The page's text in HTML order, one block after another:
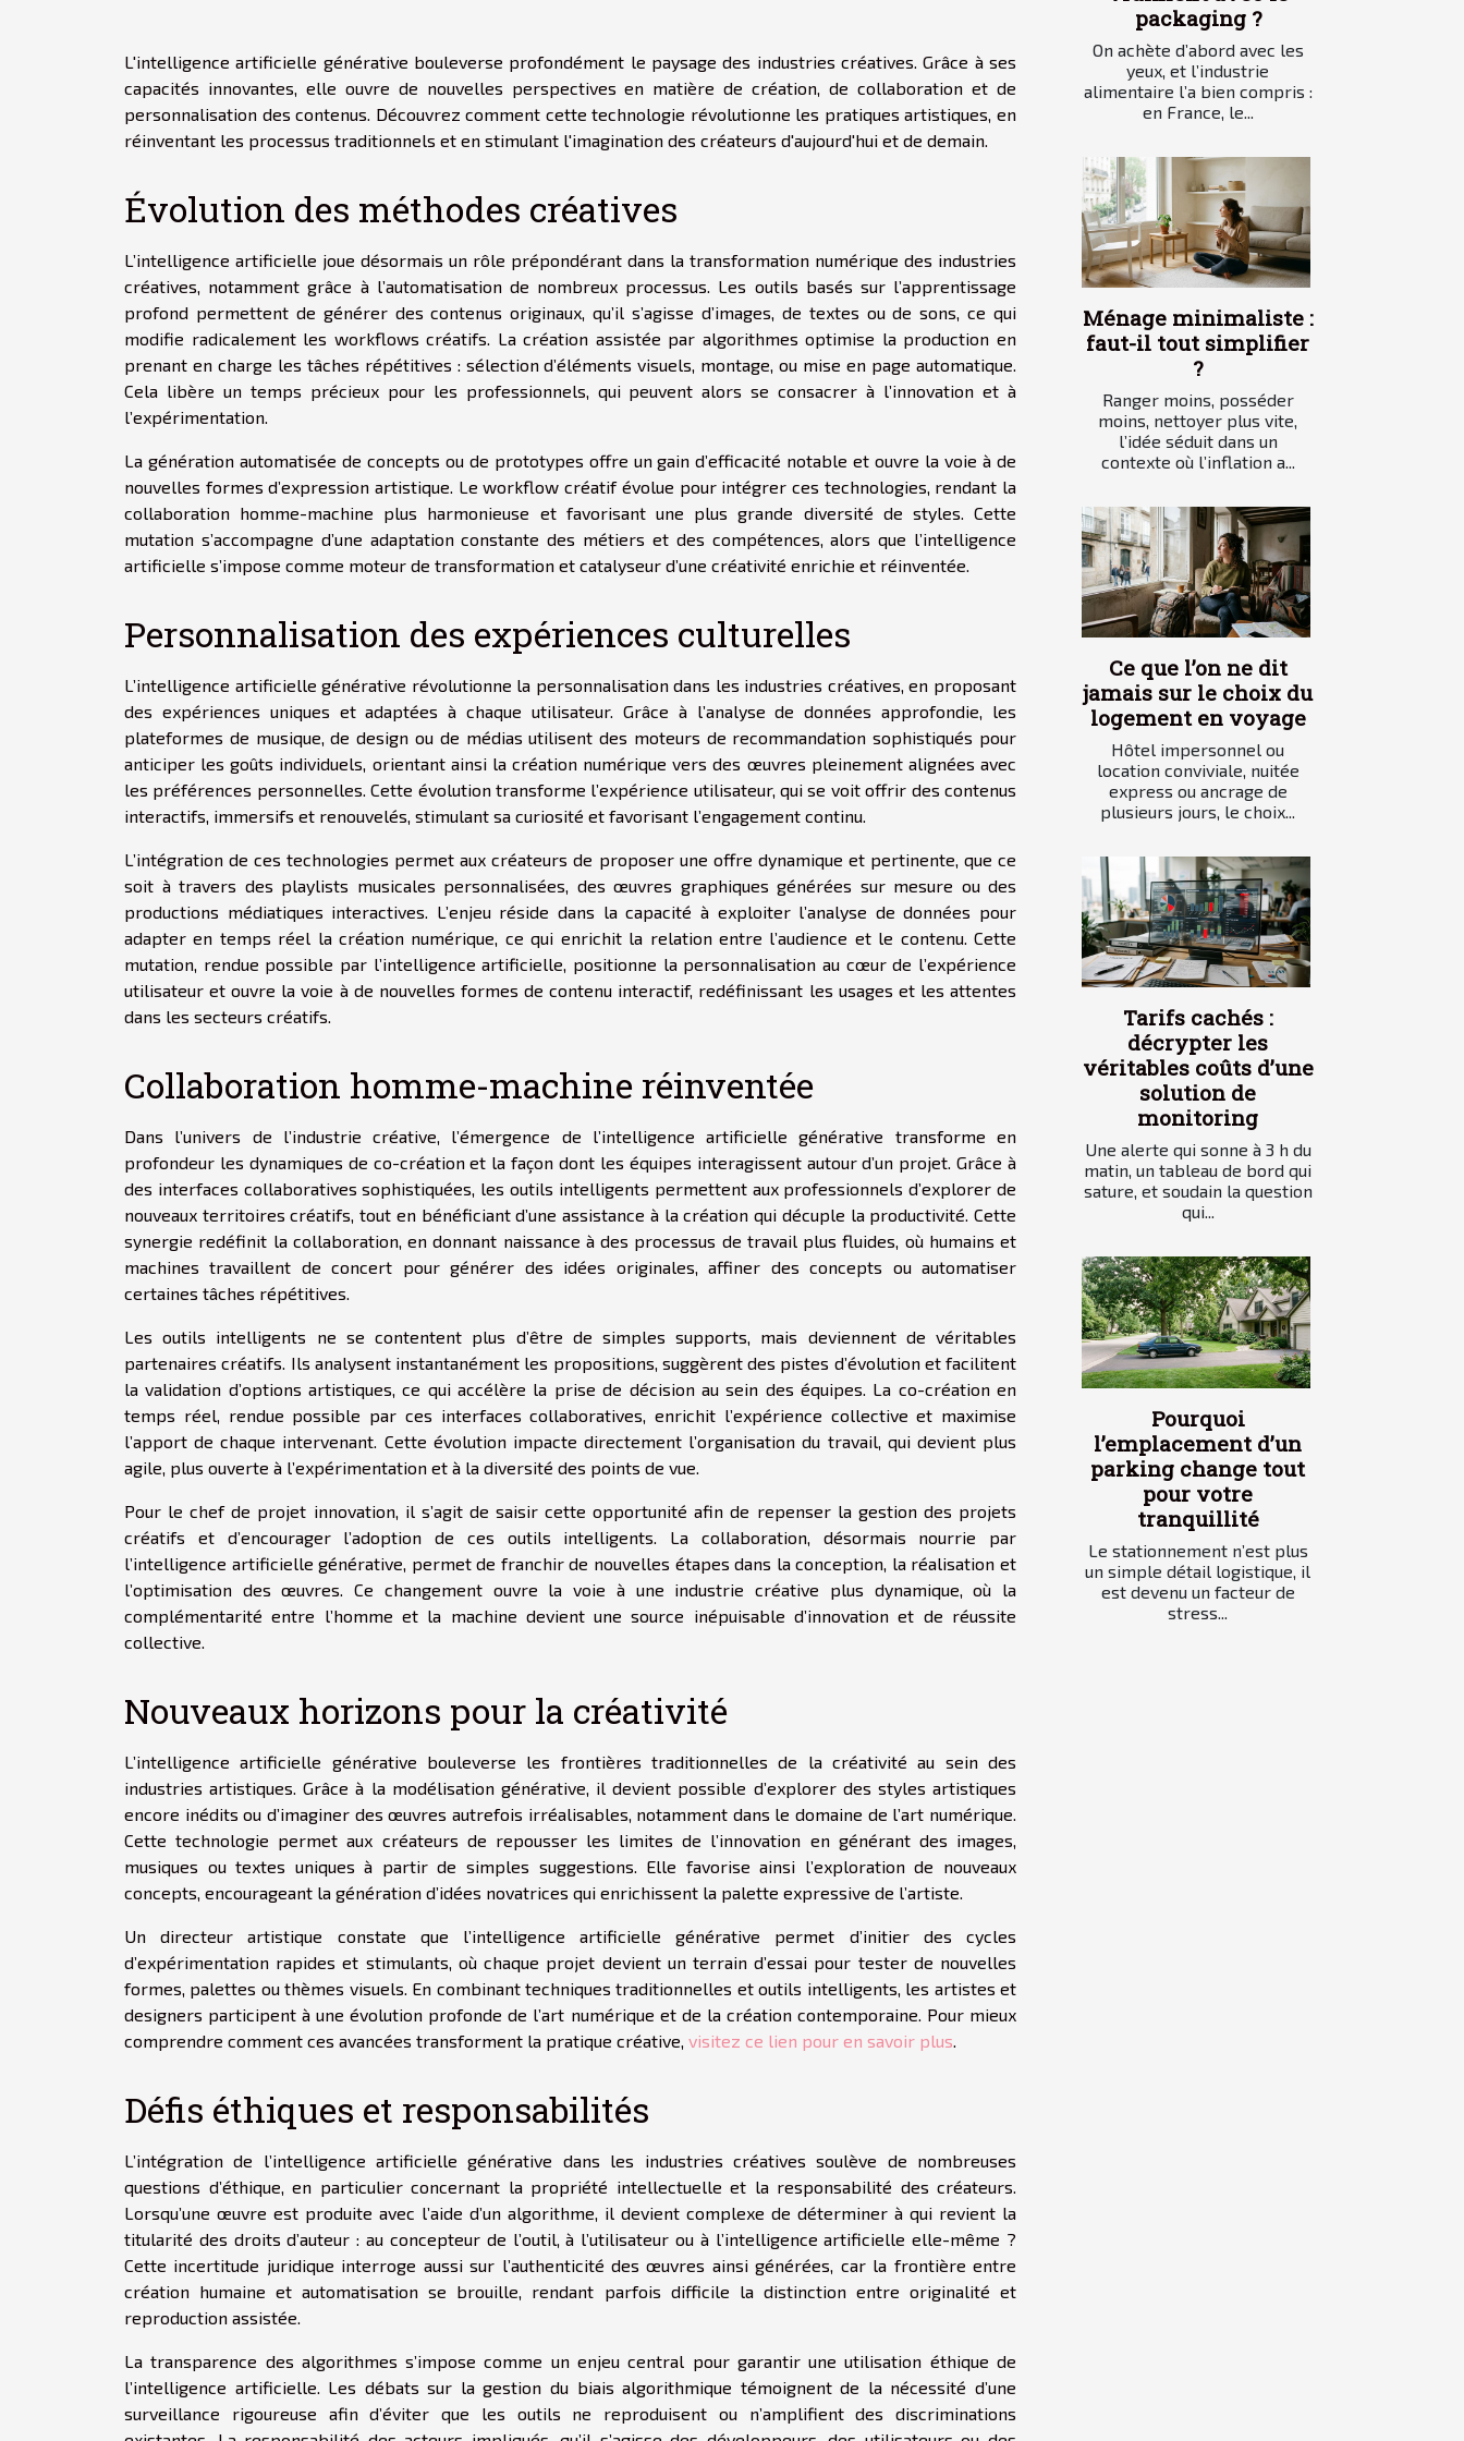
L'intelligence artificielle générative bouleverse profondément le paysage des industries créatives. Grâce à ses
capacités innovantes, elle ouvre de nouvelles perspectives en matière de création, de collaboration et de
personnalisation des contenus. Découvrez comment cette technologie révolutionne les pratiques artistiques, en
réinventant les processus traditionnels et en stimulant l'imagination des créateurs d'aujourd'hui et de demain.
Évolution des méthodes créatives
L’intelligence artificielle joue désormais un rôle prépondérant dans la transformation numérique des industries
créatives, notamment grâce à l’automatisation de nombreux processus. Les outils basés sur l’apprentissage
profond permettent de générer des contenus originaux, qu’il s’agisse d’images, de textes ou de sons, ce qui
modifie radicalement les workflows créatifs. La création assistée par algorithmes optimise la production en
prenant en charge les tâches répétitives : sélection d’éléments visuels, montage, ou mise en page automatique.
Cela libère un temps précieux pour les professionnels, qui peuvent alors se consacrer à l’innovation et à
l’expérimentation.
La génération automatisée de concepts ou de prototypes offre un gain d’efficacité notable et ouvre la voie à de
nouvelles formes d’expression artistique. Le workflow créatif évolue pour intégrer ces technologies, rendant la
collaboration homme-machine plus harmonieuse et favorisant une plus grande diversité de styles. Cette
mutation s’accompagne d’une adaptation constante des métiers et des compétences, alors que l’intelligence
artificielle s’impose comme moteur de transformation et catalyseur d’une créativité enrichie et réinventée.
Personnalisation des expériences culturelles
L’intelligence artificielle générative révolutionne la personnalisation dans les industries créatives, en proposant
des expériences uniques et adaptées à chaque utilisateur. Grâce à l’analyse de données approfondie, les
plateformes de musique, de design ou de médias utilisent des moteurs de recommandation sophistiqués pour
anticiper les goûts individuels, orientant ainsi la création numérique vers des œuvres pleinement alignées avec
les préférences personnelles. Cette évolution transforme l’expérience utilisateur, qui se voit offrir des contenus
interactifs, immersifs et renouvelés, stimulant sa curiosité et favorisant l’engagement continu.
L’intégration de ces technologies permet aux créateurs de proposer une offre dynamique et pertinente, que ce
soit à travers des playlists musicales personnalisées, des œuvres graphiques générées sur mesure ou des
productions médiatiques interactives. L’enjeu réside dans la capacité à exploiter l’analyse de données pour
adapter en temps réel la création numérique, ce qui enrichit la relation entre l’audience et le contenu. Cette
mutation, rendue possible par l’intelligence artificielle, positionne la personnalisation au cœur de l’expérience
utilisateur et ouvre la voie à de nouvelles formes de contenu interactif, redéfinissant les usages et les attentes
dans les secteurs créatifs.
Collaboration homme-machine réinventée
Dans l’univers de l’industrie créative, l’émergence de l’intelligence artificielle générative transforme en
profondeur les dynamiques de co-création et la façon dont les équipes interagissent autour d’un projet. Grâce à
des interfaces collaboratives sophistiquées, les outils intelligents permettent aux professionnels d’explorer de
nouveaux territoires créatifs, tout en bénéficiant d’une assistance à la création qui décuple la productivité. Cette
synergie redéfinit la collaboration, en donnant naissance à des processus de travail plus fluides, où humains et
machines travaillent de concert pour générer des idées originales, affiner des concepts ou automatiser
certaines tâches répétitives.
Les outils intelligents ne se contentent plus d’être de simples supports, mais deviennent de véritables
partenaires créatifs. Ils analysent instantanément les propositions, suggèrent des pistes d’évolution et facilitent
la validation d’options artistiques, ce qui accélère la prise de décision au sein des équipes. La co-création en
temps réel, rendue possible par ces interfaces collaboratives, enrichit l’expérience collective et maximise
l’apport de chaque intervenant. Cette évolution impacte directement l’organisation du travail, qui devient plus
agile, plus ouverte à l’expérimentation et à la diversité des points de vue.
Pour le chef de projet innovation, il s’agit de saisir cette opportunité afin de repenser la gestion des projets
créatifs et d’encourager l’adoption de ces outils intelligents. La collaboration, désormais nourrie par
l’intelligence artificielle générative, permet de franchir de nouvelles étapes dans la conception, la réalisation et
l’optimisation des œuvres. Ce changement ouvre la voie à une industrie créative plus dynamique, où la
complémentarité entre l’homme et la machine devient une source inépuisable d’innovation et de réussite
collective.
Nouveaux horizons pour la créativité
L’intelligence artificielle générative bouleverse les frontières traditionnelles de la créativité au sein des
industries artistiques. Grâce à la modélisation générative, il devient possible d’explorer des styles artistiques
encore inédits ou d’imaginer des œuvres autrefois irréalisables, notamment dans le domaine de l’art numérique.
Cette technologie permet aux créateurs de repousser les limites de l’innovation en générant des images,
musiques ou textes uniques à partir de simples suggestions. Elle favorise ainsi l’exploration de nouveaux
concepts, encourageant la génération d’idées novatrices qui enrichissent la palette expressive de l’artiste.
Un directeur artistique constate que l’intelligence artificielle générative permet d’initier des cycles
d’expérimentation rapides et stimulants, où chaque projet devient un terrain d’essai pour tester de nouvelles
formes, palettes ou thèmes visuels. En combinant techniques traditionnelles et outils intelligents, les artistes et
designers participent à une évolution profonde de l’art numérique et de la création contemporaine. Pour mieux
comprendre comment ces avancées transforment la pratique créative, visitez ce lien pour en savoir plus
Défis éthiques et responsabilités
L’intégration de l’intelligence artificielle générative dans les industries créatives soulève de nombreuses
questions d’éthique, en particulier concernant la propriété intellectuelle et la responsabilité des créateurs.
Lorsqu’une œuvre est produite avec l’aide d’un algorithme, il devient complexe de déterminer à qui revient la
titularité des droits d’auteur : au concepteur de l’outil, à l’utilisateur ou à l’intelligence artificielle elle-même ?
Cette incertitude juridique interroge aussi sur l’authenticité des œuvres ainsi générées, car la frontière entre
création humaine et automatisation se brouille, rendant parfois difficile la distinction entre originalité et
reproduction assistée.
La transparence des algorithmes s’impose comme un enjeu central pour garantir une utilisation éthique de
l’intelligence artificielle. Les débats sur la gestion du biais algorithmique témoignent de la nécessité d’une
surveillance rigoureuse afin d’éviter que les outils ne reproduisent ou n’amplifient des discriminations
packaging ?
On achète d’abord avec les
yeux, et l’industrie
alimentaire l’a bien compris :
en France, le...
Ménage minimaliste :
faut-il tout simplifier
?
Ranger moins, posséder
moins, nettoyer plus vite,
l’idée séduit dans un
contexte où l’inflation a...
Ce que l’on ne dit
jamais sur le choix du
logement en voyage
Hôtel impersonnel ou
location conviviale, nuitée
express ou ancrage de
plusieurs jours, le choix...
Tarifs cachés :
décrypter les
véritables coûts d’une
solution de
monitoring
Une alerte qui sonne à 3 h du
matin, un tableau de bord qui
sature, et soudain la question
qui...
Pourquoi
l’emplacement d’un
parking change tout
pour votre
tranquillité
Le stationnement n’est plus
un simple détail logistique, il
est devenu un facteur de
stress...